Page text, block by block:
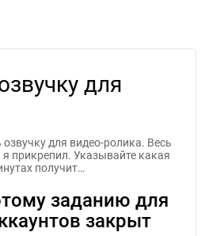
для
озвучку для видео-ролика. Весь
я прикрепил. Указывайте какая
получит…
заданию для
закрыт